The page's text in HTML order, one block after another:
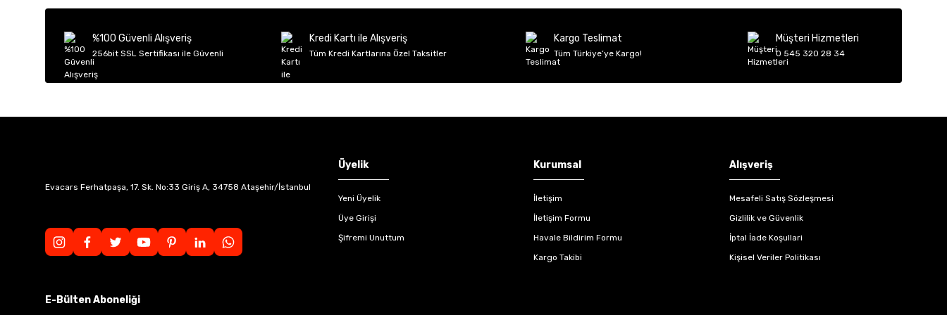
Ürün fiyatı diğer sitelerden daha pahalı.
Bu ürüne benzer farklı alternatifler olmalı.
%100 Güvenli Alışveriş
256bit SSL Sertifikası ile Güvenli
Kredi Kartı ile Alışveriş
Tüm Kredi Kartlarına Özel Taksitler
Kargo Teslimat
Tüm Türkiye’ye Kargo!
Müşteri Hizmetleri
0 545 320 28 34
Evacars Ferhatpaşa, 17. Sk. No:33 Giriş A, 34758 Ataşehir/İstanbul
Üyelik
Yeni Üyelik
Üye Girişi
Şifremi Unuttum
Kurumsal
İletişim
İletişim Formu
Havale Bildirim Formu
Kargo Takibi
Alışveriş
Mesafeli Satış Sözleşmesi
Gizlilik ve Güvenlik
İptal İade Koşullari
Kişisel Veriler Politikası
E-Bülten Aboneliği